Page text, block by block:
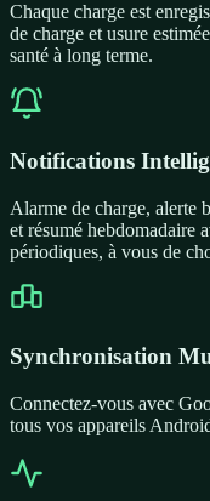
Chaque charge est
de charge et usure
santé à long terme.
Notifications
Alarme de charge, alerte
et résumé hebdomadaire
périodiques, à vous de
Synchronisation
Connectez-vous avec
tous vos appareils